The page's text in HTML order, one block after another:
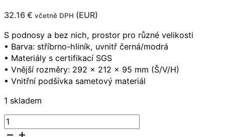
32.16 € včetně DPH (EUR)
S podnosy a bez nich, prostor pro různé velikosti
• Barva: stříbrno-hliník, uvnitř černá/modrá
• Materiály s certifikací SGS
• Vnější rozměry: 292 x 212 x 95 mm (Š/V/H)
• Vnitřní podšívka sametový materiál
1 skladem
Leuchtturm1917
Pouzdro